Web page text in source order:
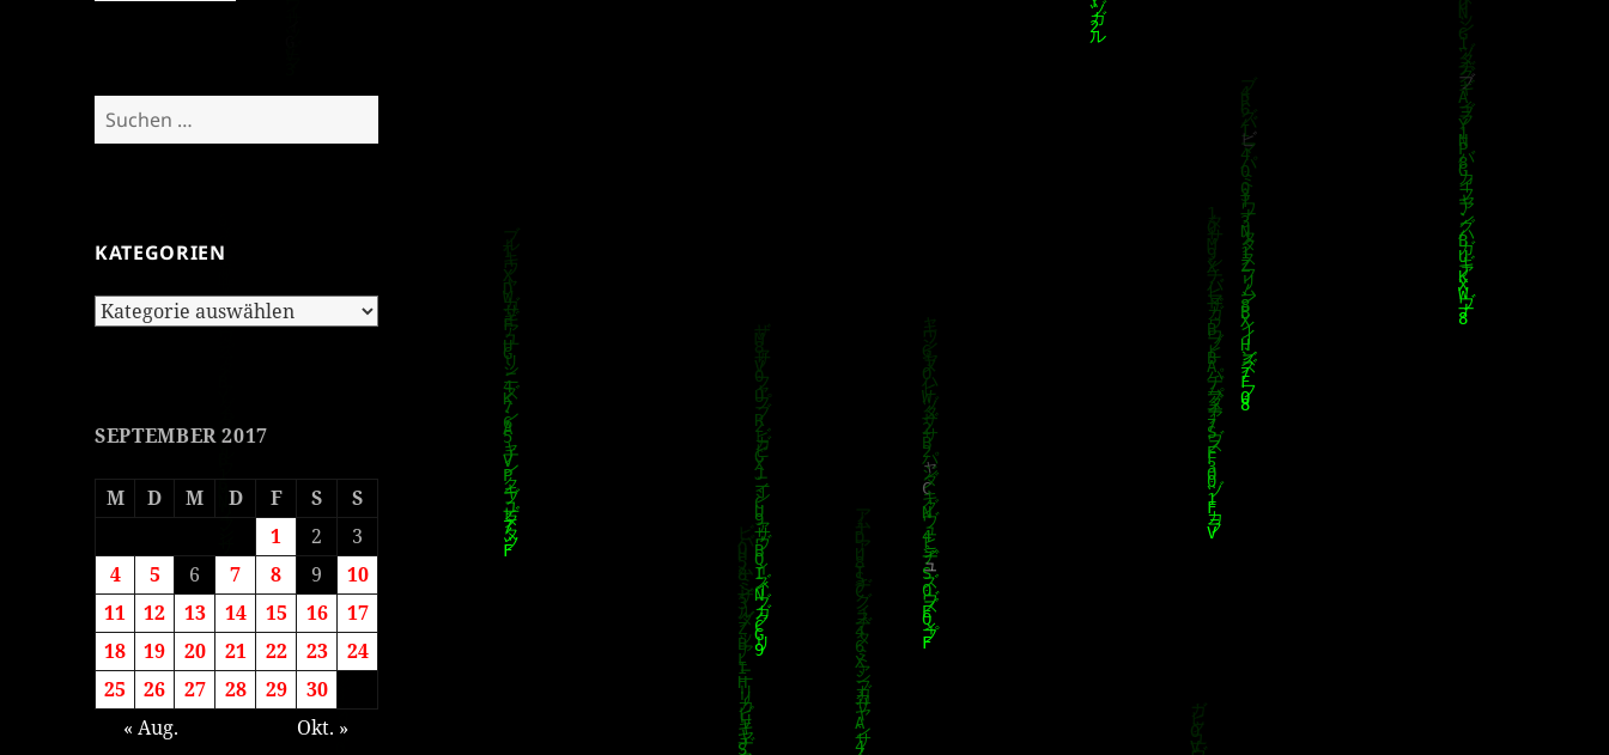
Suchen
nach:
KATEGORIEN
Kategorien
SEPTEMBER 2017
M D M D F S
S
1
2
3
4
5 6 7 8 9
10
11
12 13 14 15 16
17
18
19 20 21 22 23
24
25
26 27 28 29
30
« Aug.
Okt. »